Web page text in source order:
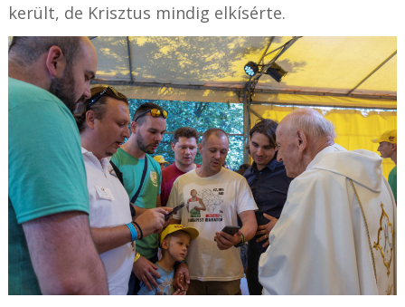
került, de Krisztus mindig elkísérte.